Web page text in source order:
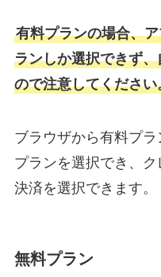
有料プランの場合、
ランしか選択できず
ので注意してください
ブラウザから有料プ
プランを選択でき、
決済を選択できます。
無料プラン